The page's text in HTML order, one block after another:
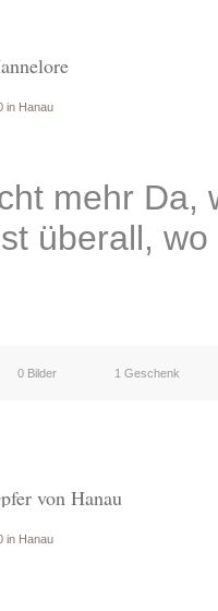
in Hanau
mehr Da,
überall,
0 Bilder 1 Geschenk
von Hanau
in Hanau